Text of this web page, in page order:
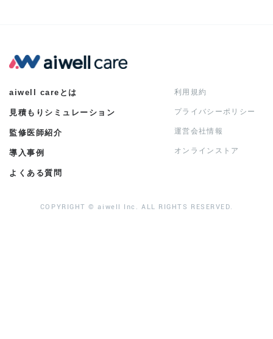
aiwell careとは
見積もりシミュレーション
監修医師紹介
導入事例
よくある質問
利用規約
プライバシーポリシー
運営会社情報
オンラインストア
COPYRIGHT © aiwell Inc. ALL RIGHTS RESERVED.